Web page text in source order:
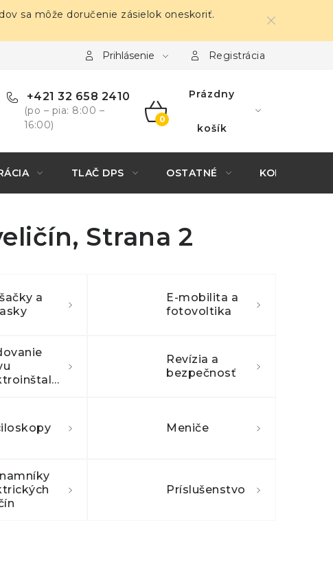
sa môže doručenie zásielok oneskoriť.
Prihlásenie Registrácia
+421 32 658 2410
(po – pia: 8:00 –
16:00)
NÁKUPNÝ
Prázdny
košík
TLAČ DPS OSTATNÉ KONTAKTY
, Strana 2
a
E-mobilita a
fotovoltika
elektroinštalácie
Revízia a
bezpečnosť
Meniče
Príslušenstvo